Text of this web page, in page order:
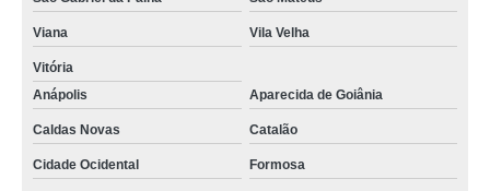
Viana Vila Velha
Vitória
Anápolis
Aparecida de Goiânia
Caldas Novas Catalão
Cidade Ocidental Formosa